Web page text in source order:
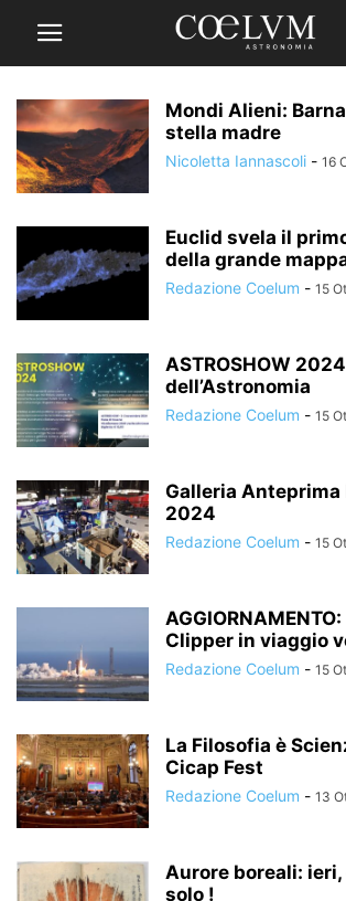
Mondi Alieni:
stella madre
Nicoletta Iannascoli - 16
Euclid svela il
della grande
Redazione Coelum - 15
ASTROSHOW
dell’Astronomia
Redazione Coelum - 15
Galleria Anteprima
2024
Redazione Coelum - 15
Clipper in viaggio
Redazione Coelum - 15
La Filosofia è
Cicap Fest
Redazione Coelum - 13
Aurore boreali:
solo !